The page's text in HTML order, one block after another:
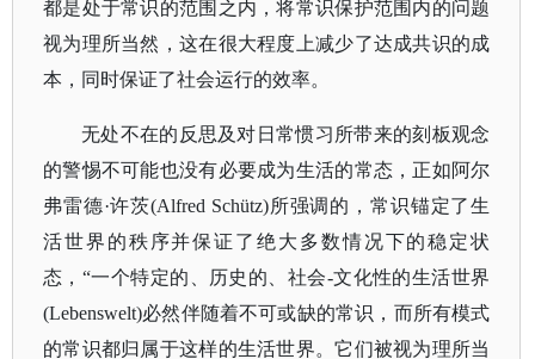
都是处于常识的范围之内，将常识保护范围内的问题
视为理所当然，这在很大程度上减少了达成共识的成
本，同时保证了社会运行的效率。
无处不在的反思及对日常惯习所带来的刻板观念
的警惕不可能也没有必要成为生活的常态，正如阿尔
弗雷德·许茨(Alfred Schütz)所强调的，常识锚定了生
活世界的秩序并保证了绝大多数情况下的稳定状
态，“一个特定的、历史的、社会-文化性的生活世界
(Lebenswelt)必然伴随着不可或缺的常识，而所有模式
的常识都归属于这样的生活世界。它们被视为理所当